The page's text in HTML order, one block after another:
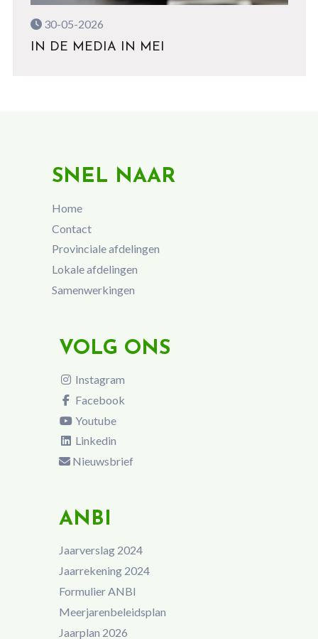
30-05-2026
IN DE MEDIA IN MEI
SNEL NAAR
Home
Contact
Provinciale afdelingen
Lokale afdelingen
Samenwerkingen
VOLG ONS
Instagram
Facebook
Youtube
Linkedin
Nieuwsbrief
ANBI
Jaarverslag 2024
Jaarrekening 2024
Formulier ANBI
Meerjarenbeleidsplan
Jaarplan 2026